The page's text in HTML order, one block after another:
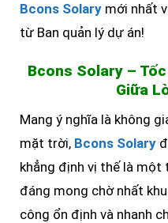
Bcons Solary mới nhất
từ Ban quản lý dự án!
Bcons Solary –
Giữa
Mang ý nghĩa là không
mặt trời, Bcons Solary
khẳng định vị thế là
đáng mong chờ nhất
công ổn định và nhanh